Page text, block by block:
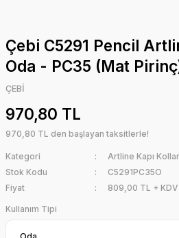
Çebi C5291 Pencil
Oda - PC35 (Mat
ÇEBİ
970,80 TL
970,80 TL den başlayan taksitlerle!
Kategori
Artline Kapı
Stok Kodu
C5291PC35O
Fiyat
809,00 TL + KDV
Kullanım Tipi